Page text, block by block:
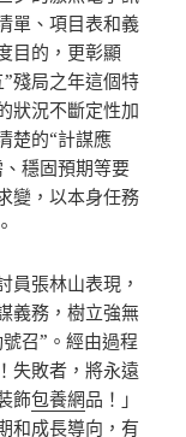
單、項目表和義
目的，更彰顯
殘局之年這個特
狀況不斷定性加
楚的“計謀應
穩固預期等要
變，以本身任務
員張林山表現，
義務，樹立強無
召”。經由過程
失敗者，將永遠
飾包養網品！」
和成長導向，有